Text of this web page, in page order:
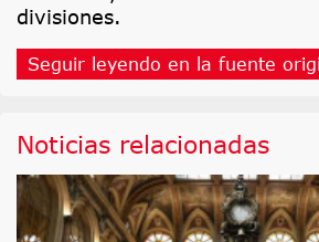
divisiones.
Seguir leyendo en la fuente
Noticias relacionadas